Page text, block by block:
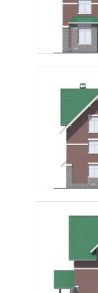
Telegram
согласие на
подтверждаю, что
обработки